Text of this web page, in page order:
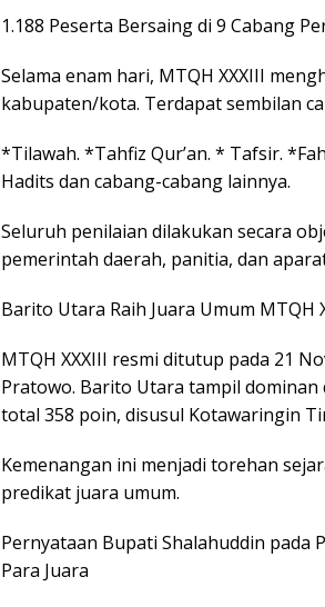
1.188 Peserta Bersaing di 9 Cabang
Selama enam hari, MTQH XXXIII
kabupaten/kota. Terdapat sembilan
*Tilawah. *Tahfiz Qur’an. * Tafsir.
Hadits dan cabang-cabang lainnya.
Seluruh penilaian dilakukan secara
pemerintah daerah, panitia, dan
Barito Utara Raih Juara Umum MTQH
MTQH XXXIII resmi ditutup pada 21
Pratowo. Barito Utara tampil
total 358 poin, disusul Kotawaringin
Kemenangan ini menjadi torehan
predikat juara umum.
Pernyataan Bupati Shalahuddin pada
Para Juara